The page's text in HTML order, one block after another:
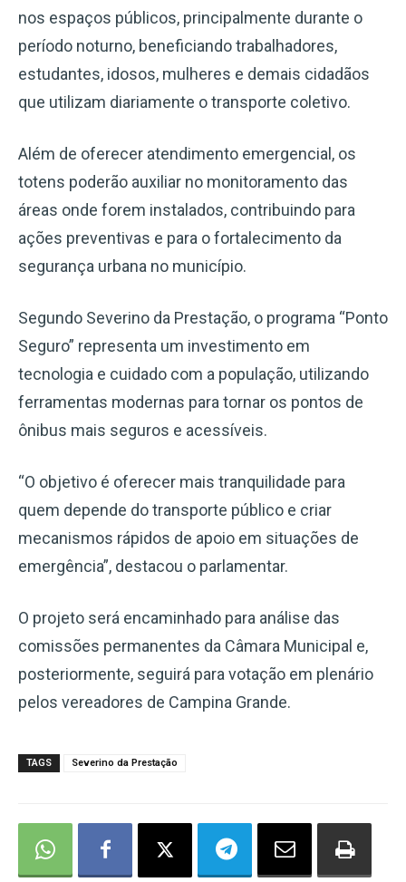
nos espaços públicos, principalmente durante o
período noturno, beneficiando trabalhadores,
estudantes, idosos, mulheres e demais cidadãos
que utilizam diariamente o transporte coletivo.
Além de oferecer atendimento emergencial, os
totens poderão auxiliar no monitoramento das
áreas onde forem instalados, contribuindo para
ações preventivas e para o fortalecimento da
segurança urbana no município.
Segundo Severino da Prestação, o programa “Ponto
Seguro” representa um investimento em
tecnologia e cuidado com a população, utilizando
ferramentas modernas para tornar os pontos de
ônibus mais seguros e acessíveis.
“O objetivo é oferecer mais tranquilidade para
quem depende do transporte público e criar
mecanismos rápidos de apoio em situações de
emergência”, destacou o parlamentar.
O projeto será encaminhado para análise das
comissões permanentes da Câmara Municipal e,
posteriormente, seguirá para votação em plenário
pelos vereadores de Campina Grande.
TAGS Severino da Prestação